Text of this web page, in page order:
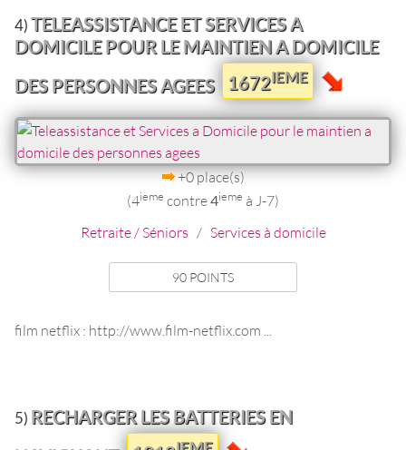
4)TELEASSISTANCE ET SERVICES A
DOMICILE POUR LE MAINTIEN A DOMICILE
DES PERSONNES AGEES
1672IEME
+0 place(s)
(4ieme contre4ieme à J-7)
Retraite / Séniors / Services à domicile
90 POINTS
film netflix : http://www.film-netflix.com ...
5) RECHARGER LES BATTERIES EN